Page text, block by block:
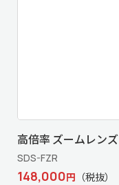
高倍率 ズームレンズ
SDS-FZR
148,000円 （税抜）